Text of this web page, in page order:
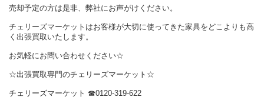
売却予定の方は是非、弊社にお声がけください。
チェリーズマーケットはお客様が大切に使ってきた家具をどこよりも高
く出張買取いたします。
お気軽にお問い合わせください☆
☆出張買取専門のチェリーズマーケット☆
チェリーズマーケット ☎︎0120-319-622